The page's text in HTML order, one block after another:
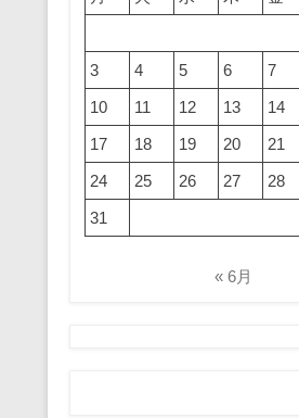
3
4 5 6 7
10
11 12 13 14
17
18 19 20 21
24
25 26 27 28
31
« 6月